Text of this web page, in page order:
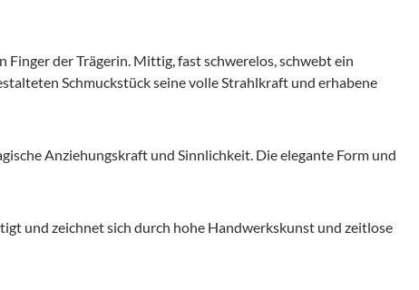
der Trägerin. Mittig, fast schwerelos, schwebt ein
Schmuckstück seine volle Strahlkraft und erhabene
Anziehungskraft und Sinnlichkeit. Die elegante Form und
und zeichnet sich durch hohe Handwerkskunst und zeitlose